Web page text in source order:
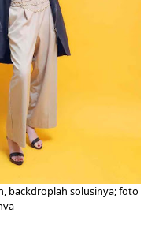
backdroplah solusinya; foto